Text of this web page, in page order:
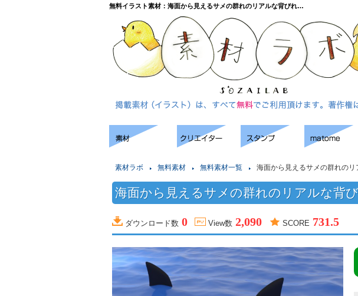
無料イラスト素材：海面から見えるサメの群れのリアルな背びれ…
素材ラボ 無料素材 無料素材一覧 海面から見えるサメの群れの
海面から見えるサメの群れのリアルな背
ダウンロード数 0 View数 2,090 SCORE 731.5